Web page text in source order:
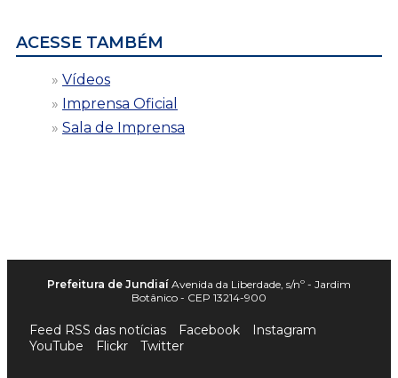
ACESSE TAMBÉM
Vídeos
Imprensa Oficial
Sala de Imprensa
Prefeitura de Jundiaí Avenida da Liberdade, s/nº - Jardim
Botânico - CEP 13214-900
Feed RSS das notícias Facebook
Instagram
YouTube
Flickr Twitter